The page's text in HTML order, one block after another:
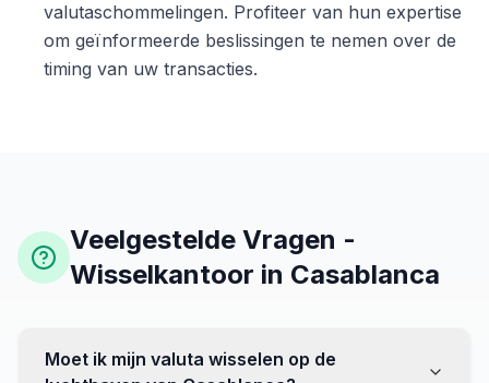
valutaschommelingen. Profiteer van hun expertise
om geïnformeerde beslissingen te nemen over de
timing van uw transacties.
Veelgestelde Vragen -
Wisselkantoor in Casablanca
Moet ik mijn valuta wisselen op de